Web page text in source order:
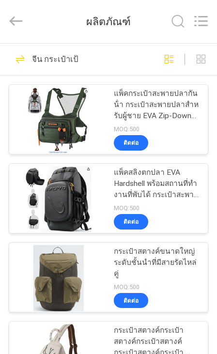
บ้าน
สินค้า
กับ
โรงงาน
ควบคุม
คุณภาพ
แผนผัง
เว็บไซต์
Limited.
Developed
กรณีฮาร์ด EVA
69
กล่องเก็บของ EVA
49
กระเป๋าใส่ EVA
33
ผลิตภัณฑ์
จีน กระเป๋าเป้
แพ็คกระเป๋าสะพายปลากัน
น้ํา กระเป๋าสะพายปลาสําห
รับผู้ชาย EVA Zip-Down
Workstation, MOLLE
Storage,
MOQ:500
ติดต่อ
แพ็คสลิงตกปลา EVA
Hardshell พร้อมสถานที่ทํา
งานที่พับได้ กระเป๋าสะพาย
หน้า / หลังที่สามารถ
เปลี่ยนได้ที่ทนน้ําสําหรับ 2
× 3600 กระเป๋า
MOQ:500
ติดต่อ
กระเป๋าสตางค์ขนาดใหญ่
ระดับชั้นนําที่มีสายรัดไหล่
คู่
MOQ:500
ติดต่อ
กระเป๋าสตางค์กระเป๋า
สตางค์กระเป๋าสตางค์